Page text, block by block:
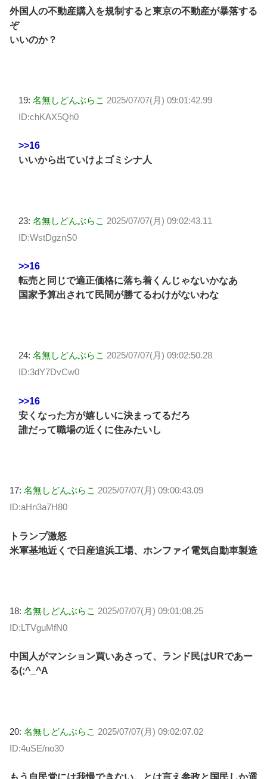
外国人の不動産購入を規制すると東京の不動産が暴落する
ぞ
いいのか？
19: 名無しどんぶらこ 2025/07/07(月) 09:01:42.99
ID:chKAX5Qh0
>>16
いいから出ていけよゴミシナ人
23: 名無しどんぶらこ 2025/07/07(月) 09:02:43.11
ID:WstDgznS0
>>16
転売と同じで適正価格に落ち着くんじゃないかなあ
国家予算出されて民間が勝てるわけがないわな
24: 名無しどんぶらこ 2025/07/07(月) 09:02:50.28
ID:3dY7DvCw0
>>16
安くなった方が嬉しいに決まってるだろ
誰だって職場の近くに住みたいし
17: 名無しどんぶらこ 2025/07/07(月) 09:00:43.09
ID:aHn3a7H80
トランプ激怒
米軍基地近くで日産追浜工場、ホンファイ電気自動車製造
18: 名無しどんぶらこ 2025/07/07(月) 09:01:08.25
ID:LTVguMfN0
中国人がマンション買いあさって、ランド民はURであー
る(;^_^A
20: 名無しどんぶらこ 2025/07/07(月) 09:02:07.02
ID:4uSE/no30